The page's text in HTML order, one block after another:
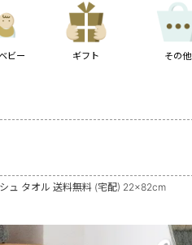
ビー ギフト その他
ュ タオル 送料無料 (宅配) 22×82cm